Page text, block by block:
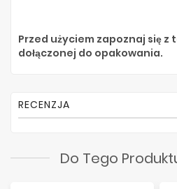
Przed użyciem zapoznaj się z
dołączonej do opakowania.
RECENZJA
Do Tego